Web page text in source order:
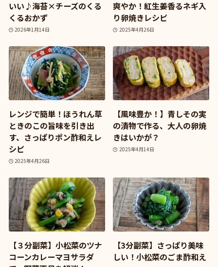
いい♪海苔×チーズのくる
くるおかず
2026年1月14日
爽やか！紅生姜香るネギ入
り卵焼きレシピ
2025年4月26日
レンジで簡単！ほうれん草
ときのこの旨味を引き出
す、さっぱりポン酢和えレ
シピ
2025年4月26日
【風味豊か！】青しその実
の漬物で作る、大人の卵焼
きはいかが？
2025年4月14日
【３分副菜】小松菜のツナ
コーンカレーマヨサラダ
【3分副菜】さっぱり美味
しい！小松菜のごま酢和え